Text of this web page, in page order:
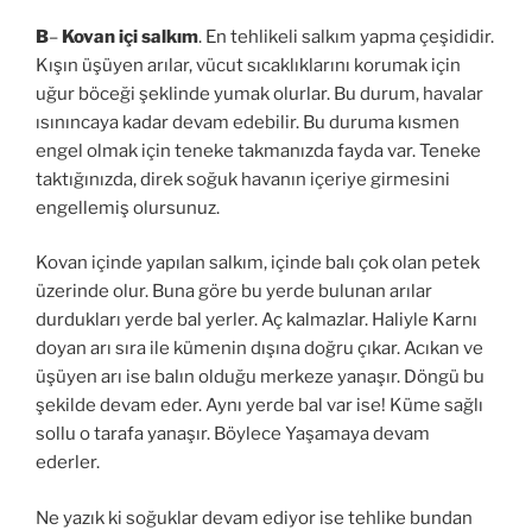
B– Kovan içi salkım. En tehlikeli salkım yapma çeşididir.
Kışın üşüyen arılar, vücut sıcaklıklarını korumak için
uğur böceği şeklinde yumak olurlar. Bu durum, havalar
ısınıncaya kadar devam edebilir. Bu duruma kısmen
engel olmak için teneke takmanızda fayda var. Teneke
taktığınızda, direk soğuk havanın içeriye girmesini
engellemiş olursunuz.
Kovan içinde yapılan salkım, içinde balı çok olan petek
üzerinde olur. Buna göre bu yerde bulunan arılar
durdukları yerde bal yerler. Aç kalmazlar. Haliyle Karnı
doyan arı sıra ile kümenin dışına doğru çıkar. Acıkan ve
üşüyen arı ise balın olduğu merkeze yanaşır. Döngü bu
şekilde devam eder. Aynı yerde bal var ise! Küme sağlı
sollu o tarafa yanaşır. Böylece Yaşamaya devam
ederler.
Ne yazık ki soğuklar devam ediyor ise tehlike bundan